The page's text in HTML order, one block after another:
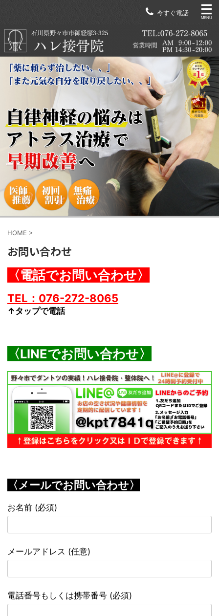
今すぐ電話
HOME >
お問い合わせ
〈電話でお問い合わせ〉
TEL：076-272-8065
↑タップで電話
〈LINEでお問い合わせ〉
〈メールでお問い合わせ〉
お名前 (必須)
メールアドレス (任意)
電話番号もしくは携帯番号 (必須)